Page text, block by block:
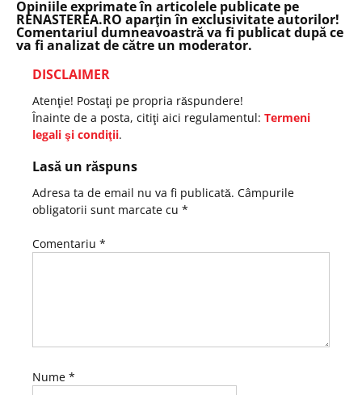
Opiniile exprimate în articolele publicate pe
RENASTEREA.RO aparţin în exclusivitate autorilor!
Comentariul dumneavoastră va fi publicat după ce
va fi analizat de către un moderator.
DISCLAIMER
Atenţie! Postaţi pe propria răspundere!
Înainte de a posta, citiţi aici regulamentul: Termeni
legali şi condiţii.
Lasă un răspuns
Adresa ta de email nu va fi publicată. Câmpurile
obligatorii sunt marcate cu *
Comentariu *
Nume *